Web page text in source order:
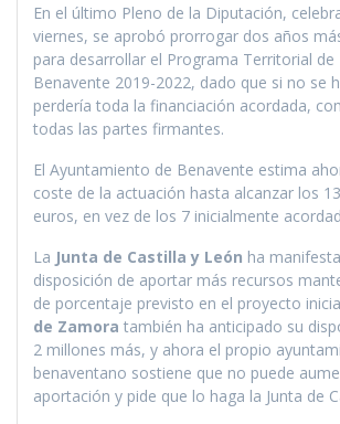
En el último Pleno de la Diputación,
viernes, se aprobó prorrogar dos años
para desarrollar el Programa Territorial
Benavente 2019-2022, dado que si no se
perdería toda la financiación acordada,
todas las partes firmantes.
El Ayuntamiento de Benavente estima
coste de la actuación hasta alcanzar los
euros, en vez de los 7 inicialmente
La Junta de Castilla y León ha
disposición de aportar más recursos
de porcentaje previsto en el proyecto
de Zamora también ha anticipado su
2 millones más, y ahora el propio
benaventano sostiene que no puede
aportación y pide que lo haga la Junta de